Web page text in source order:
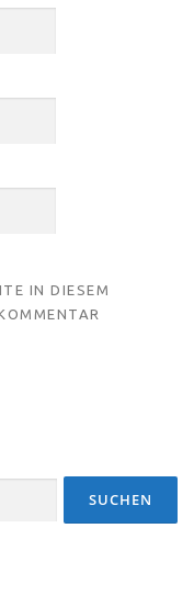
IN DIESEM